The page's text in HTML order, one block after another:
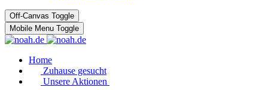
Off-Canvas Toggle
Mobile Menu Toggle
Home
Zuhause gesucht
Unsere Aktionen